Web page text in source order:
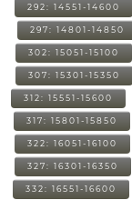
292: 14551-14600
297: 14801-14850
302: 15051-15100
307: 15301-15350
312: 15551-15600
317: 15801-15850
322: 16051-16100
327: 16301-16350
332: 16551-16600